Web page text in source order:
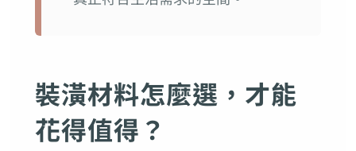
裝潢材料怎麼選，才能
花得值得？